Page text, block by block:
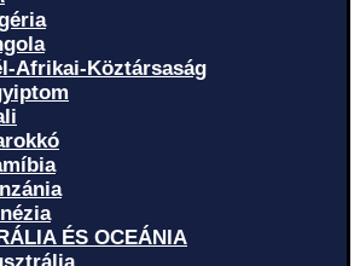
Afrikai-Köztársaság
ÉS OCEÁNIA